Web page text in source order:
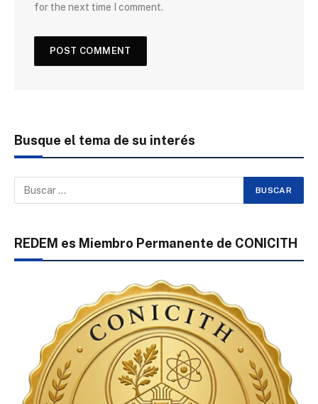
for the next time I comment.
Busque el tema de su interés
REDEM es Miembro Permanente de CONICITH